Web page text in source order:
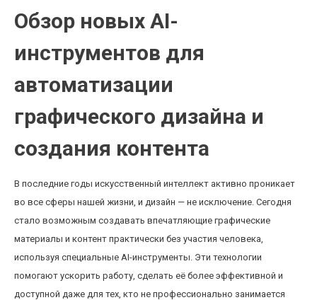
Обзор новых AI-
инструментов для
автоматизации
графического дизайна и
создания контента
В последние годы искусственный интеллект активно проникает
во все сферы нашей жизни, и дизайн — не исключение. Сегодня
стало возможным создавать впечатляющие графические
материалы и контент практически без участия человека,
используя специальные AI-инструменты. Эти технологии
помогают ускорить работу, сделать её более эффективной и
доступной даже для тех, кто не профессионально занимается